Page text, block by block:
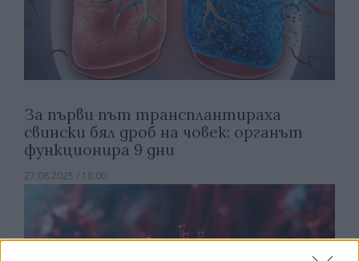
За първи път трансплантираха
свински бял дроб на човек: органът
функционира 9 дни
27.08.2025 / 18:00